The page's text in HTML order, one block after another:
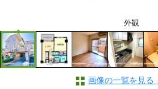
外観
画像の一覧を見る